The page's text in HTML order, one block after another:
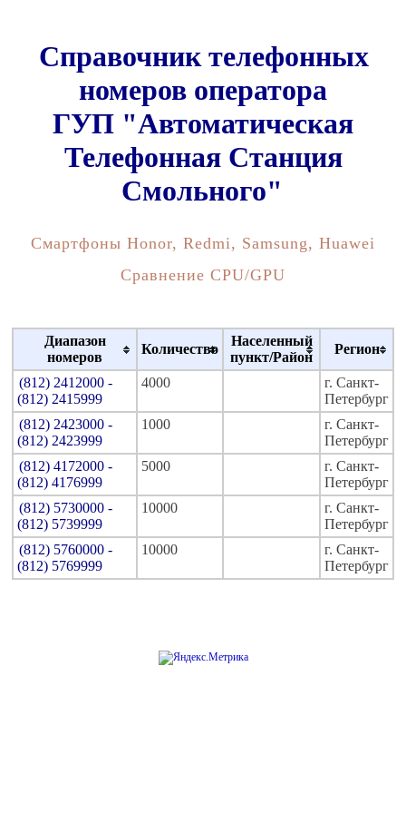
Справочник телефонных
номеров оператора
ГУП "Автоматическая
Телефонная Станция
Смольного"
Смартфоны Honor, Redmi, Samsung, Huawei
Сравнение CPU/GPU
Диапазон
номеров
Количество
Населенный
пункт/Район
Регион
(812) 2412000 -
(812) 2415999
4000
г. Санкт-
Петербург
(812) 2423000 -
(812) 2423999
1000
г. Санкт-
Петербург
(812) 4172000 -
(812) 4176999
5000
г. Санкт-
Петербург
(812) 5730000 -
(812) 5739999
10000
г. Санкт-
Петербург
(812) 5760000 -
(812) 5769999
10000
г. Санкт-
Петербург